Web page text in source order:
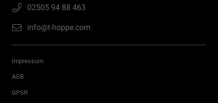
02505 94 88 463
info@t-hoppe.com
Impressum
AGB
GPSR